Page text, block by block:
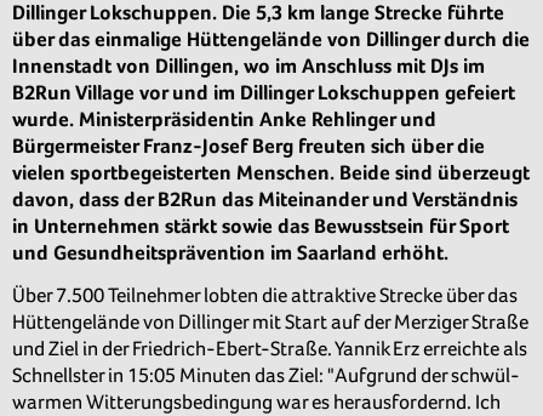
Dillinger Lokschuppen. Die 5,3 km lange Strecke führte
über das einmalige Hüttengelände von Dillinger durch die
Innenstadt von Dillingen, wo im Anschluss mit DJs im
B2Run Village vor und im Dillinger Lokschuppen gefeiert
wurde. Ministerpräsidentin Anke Rehlinger und
Bürgermeister Franz-Josef Berg freuten sich über die
vielen sportbegeisterten Menschen. Beide sind überzeugt
davon, dass der B2Run das Miteinander und Verständnis
in Unternehmen stärkt sowie das Bewusstsein für Sport
und Gesundheitsprävention im Saarland erhöht.
Über 7.500 Teilnehmer lobten die attraktive Strecke über das
Hüttengelände von Dillinger mit Start auf der Merziger Straße
und Ziel in der Friedrich-Ebert-Straße. Yannik Erz erreichte als
Schnellster in 15:05 Minuten das Ziel: "Aufgrund der schwül-
warmen Witterungsbedingung war es herausfordernd. Ich